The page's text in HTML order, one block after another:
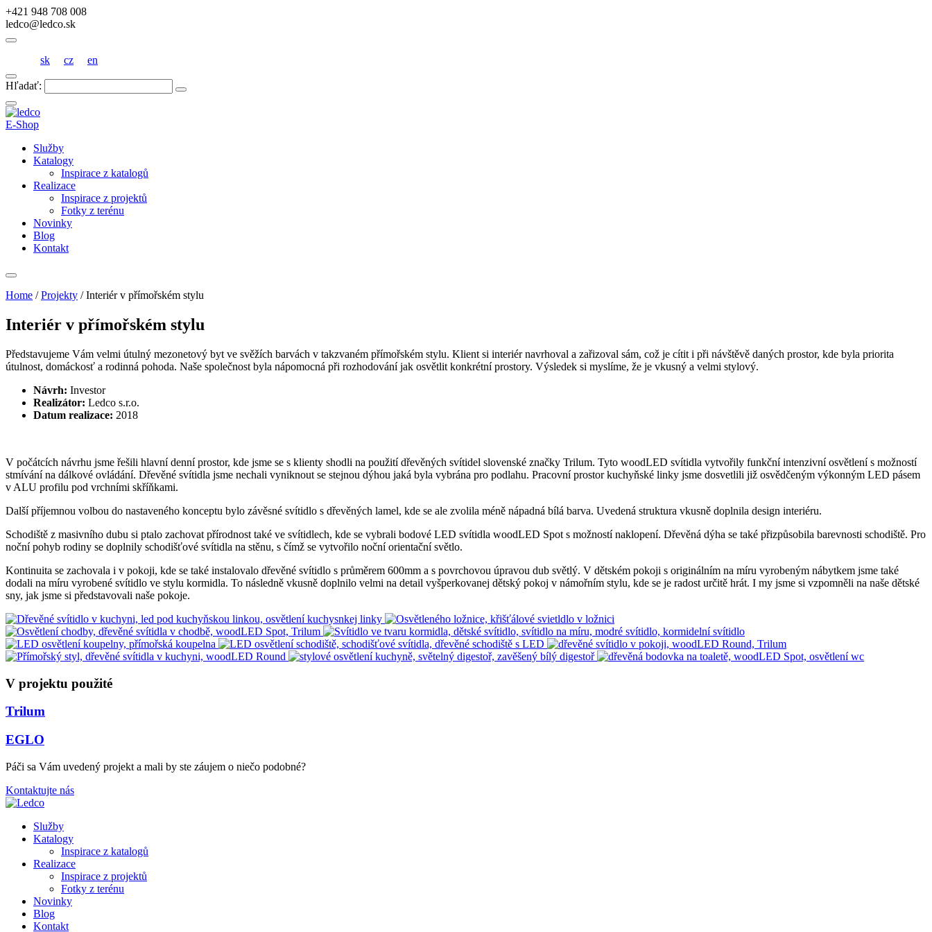
+421 948 708 008
ledco@ledco.sk
sk cz en
Hľadať:
E-Shop
Služby
Katalogy
Inspirace z katalogů
Realizace
Inspirace z projektů
Fotky z terénu
Novinky
Blog
Kontakt
Home /Projekty /Interiér v přímořském stylu
Interiér v přímořském stylu
Představujeme Vám velmi útulný mezonetový byt ve svěžích barvách v takzvaném přímořském stylu. Klient si interiér navrhoval a zařizoval sám, což je cítit i při návštěvě daných prostor, kde byla priorita
útulnost, domáckosť a rodinná pohoda. Naše společnost byla nápomocná při rozhodování jak osvětlit konkrétní prostory. Výsledek si myslíme, že je vkusný a velmi stylový.
Návrh: Investor
Realizátor: Ledco s.r.o.
Datum realizace: 2018
V počátcích návrhu jsme řešili hlavní denní prostor, kde jsme se s klienty shodli na použití dřevěných svítidel slovenské značky Trilum. Tyto woodLED svítidla vytvořily funkční intenzivní osvětlení s možností
stmívání na dálkové ovládání. Dřevěné svítidla jsme nechali vyniknout se stejnou dýhou jaká byla vybrána pro podlahu. Pracovní prostor kuchyňské linky jsme dosvetlili již osvědčeným výkonným LED pásem
v ALU profilu pod vrchními skříňkami.
Další příjemnou volbou do nastaveného konceptu bylo závěsné svítidlo s dřevěných lamel, kde se ale zvolila méně nápadná bílá barva. Uvedená struktura vkusně doplnila design interiéru.
Schodiště z masivního dubu si ptalo zachovat přírodnost také ve svítidlech, kde se vybrali bodové LED svítidla woodLED Spot s možností naklopení. Dřevěná dýha se také přizpůsobila barevnosti schodiště. Pro
noční pohyb rodiny se doplnily schodišťové svítidla na stěnu, s čímž se vytvořilo noční orientační světlo.
Kontinuita se zachovala i v pokoji, kde se také instalovalo dřevěné svítidlo s průměrem 600mm a s povrchovou úpravou dub světlý. V dětském pokoji s originálním na míru vyrobeným nábytkem jsme také
dodali na míru vyrobené svítidlo ve stylu kormidla. To následně vkusně doplnilo velmi na detail vyšperkovanej dětský pokoj v námořním stylu, kde se je radost určitě hrát. I my jsme si vzpomněli na naše dětské
sny, jak jsme si představovali naše pokoje.
V projektu použité
Trilum
EGLO
Páči sa Vám uvedený projekt a mali by ste záujem o niečo podobné?
Kontaktujte nás
Služby
Katalogy
Inspirace z katalogů
Realizace
Inspirace z projektů
Fotky z terénu
Novinky
Blog
Kontakt